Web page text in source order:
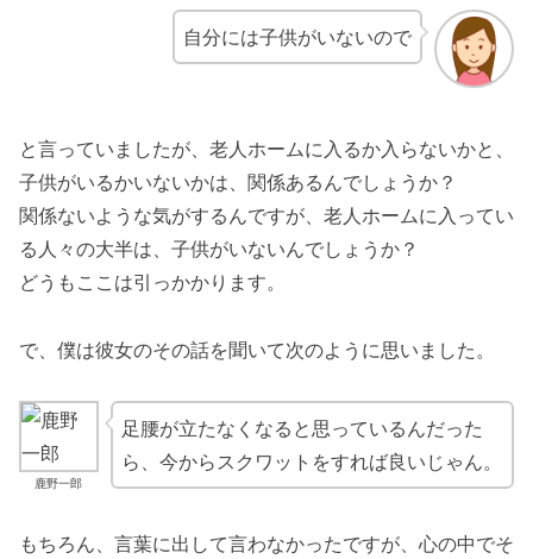
自分には子供がいないので
と言っていましたが、老人ホームに入るか入らないかと、
子供がいるかいないかは、関係あるんでしょうか？
関係ないような気がするんですが、老人ホームに入ってい
る人々の大半は、子供がいないんでしょうか？
どうもここは引っかかります。
で、僕は彼女のその話を聞いて次のように思いました。
鹿野一郎
足腰が立たなくなると思っているんだった
ら、今からスクワットをすれば良いじゃん。
もちろん、言葉に出して言わなかったですが、心の中でそ